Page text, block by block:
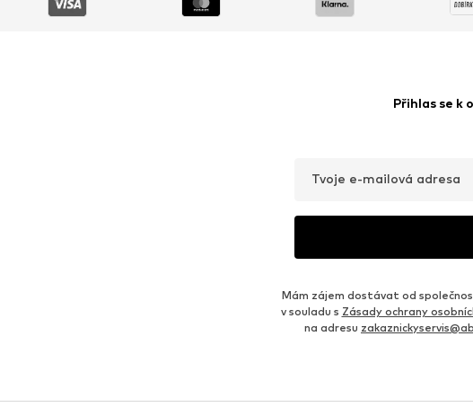
Přihlas se k
Tvoje e-mailová adresa
Mám zájem dostávat od
v souladu s Zásady ochrany
na adresu